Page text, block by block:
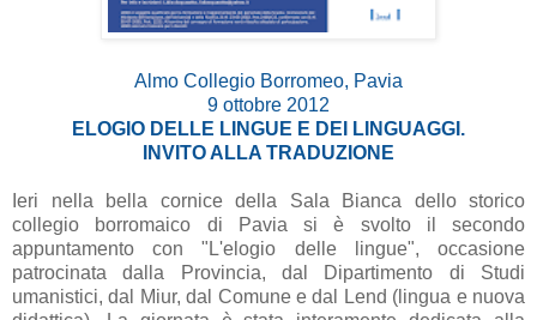
Almo Collegio Borromeo, Pavia
9 ottobre 2012
ELOGIO DELLE LINGUE E DEI LINGUAGGI.
INVITO ALLA TRADUZIONE
Ieri nella bella cornice della Sala Bianca dello storico
collegio borromaico di Pavia si è svolto il secondo
appuntamento con "L'elogio delle lingue", occasione
patrocinata dalla Provincia, dal Dipartimento di Studi
umanistici, dal Miur, dal Comune e dal Lend (lingua e nuova